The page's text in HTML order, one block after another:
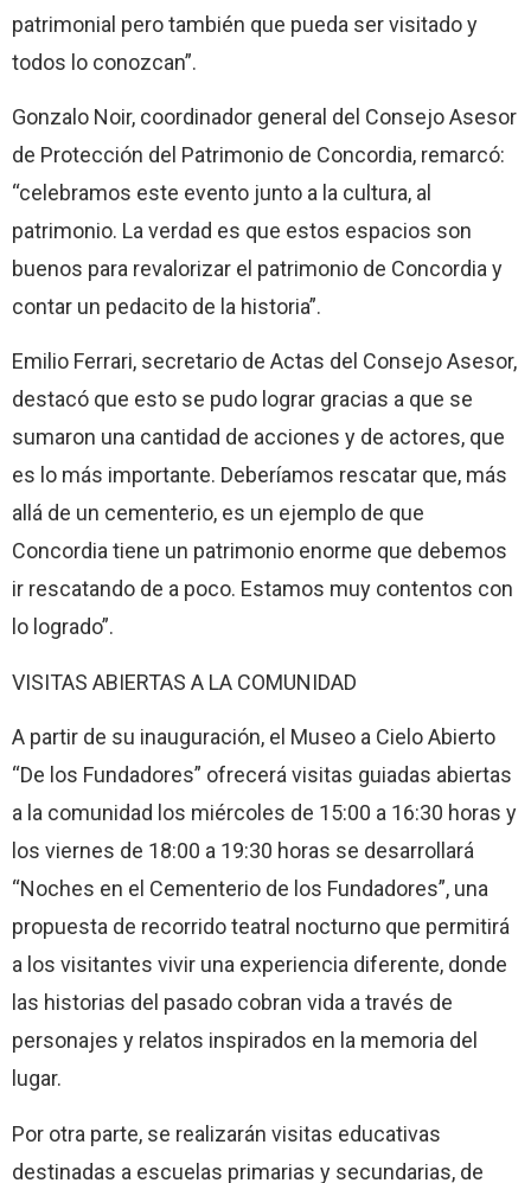
patrimonial pero también que pueda ser visitado y
todos lo conozcan”.
Gonzalo Noir, coordinador general del Consejo Asesor
de Protección del Patrimonio de Concordia, remarcó:
“celebramos este evento junto a la cultura, al
patrimonio. La verdad es que estos espacios son
buenos para revalorizar el patrimonio de Concordia y
contar un pedacito de la historia”.
Emilio Ferrari, secretario de Actas del Consejo Asesor,
destacó que esto se pudo lograr gracias a que se
sumaron una cantidad de acciones y de actores, que
es lo más importante. Deberíamos rescatar que, más
allá de un cementerio, es un ejemplo de que
Concordia tiene un patrimonio enorme que debemos
ir rescatando de a poco. Estamos muy contentos con
lo logrado”.
VISITAS ABIERTAS A LA COMUNIDAD
A partir de su inauguración, el Museo a Cielo Abierto
“De los Fundadores” ofrecerá visitas guiadas abiertas
a la comunidad los miércoles de 15:00 a 16:30 horas y
los viernes de 18:00 a 19:30 horas se desarrollará
“Noches en el Cementerio de los Fundadores”, una
propuesta de recorrido teatral nocturno que permitirá
a los visitantes vivir una experiencia diferente, donde
las historias del pasado cobran vida a través de
personajes y relatos inspirados en la memoria del
lugar.
Por otra parte, se realizarán visitas educativas
destinadas a escuelas primarias y secundarias, de